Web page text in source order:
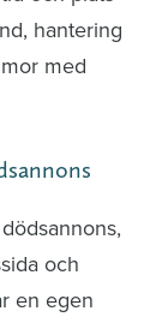
hantering
med
och
en egen